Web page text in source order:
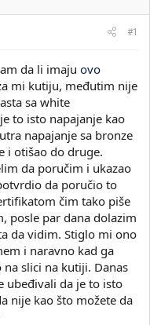
#1
da li imaju ovo
mi kutiju, međutim nije
sa white
to isto napajanje kao
napajanje sa bronze
i otišao do druge.
da poručim i ukazao
da poručio to
čim tako piše
posle par dana dolazim
da vidim. Stiglo mi ono
i naravno kad ga
slici na kutiji. Danas
ubeđivali da je to isto
nije kao što možete da